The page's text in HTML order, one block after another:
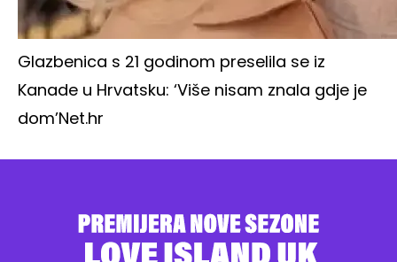
Glazbenica s 21 godinom preselila se iz
Kanade u Hrvatsku: ‘Više nisam znala gdje je
dom’Net.hr